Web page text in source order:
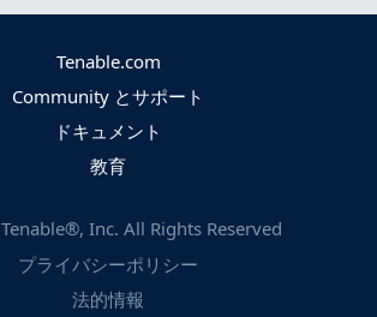
Tenable.com
Community とサポート
ドキュメント
教育
Tenable®, Inc. All Rights Reserved
プライバシーポリシー
法的情報